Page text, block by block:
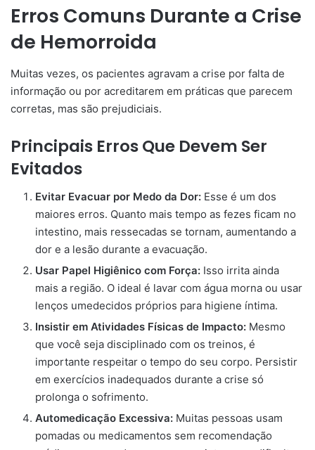
Erros Comuns Durante a Crise
de Hemorroida
Muitas vezes, os pacientes agravam a crise por falta de
informação ou por acreditarem em práticas que parecem
corretas, mas são prejudiciais.
Principais Erros Que Devem Ser
Evitados
Evitar Evacuar por Medo da Dor: Esse é um dos
maiores erros. Quanto mais tempo as fezes ficam no
intestino, mais ressecadas se tornam, aumentando a
dor e a lesão durante a evacuação.
Usar Papel Higiênico com Força: Isso irrita ainda
mais a região. O ideal é lavar com água morna ou usar
lenços umedecidos próprios para higiene íntima.
Insistir em Atividades Físicas de Impacto: Mesmo
que você seja disciplinado com os treinos, é
importante respeitar o tempo do seu corpo. Persistir
em exercícios inadequados durante a crise só
prolonga o sofrimento.
Automedicação Excessiva: Muitas pessoas usam
pomadas ou medicamentos sem recomendação